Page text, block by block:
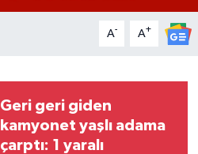
A- A+
Geri geri giden
kamyonet yaşlı adama
çarptı: 1 yaralı